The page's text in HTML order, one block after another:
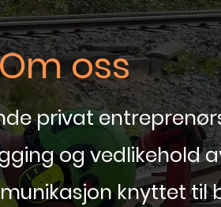
oss
privat
og vedlikehold
knyttet til